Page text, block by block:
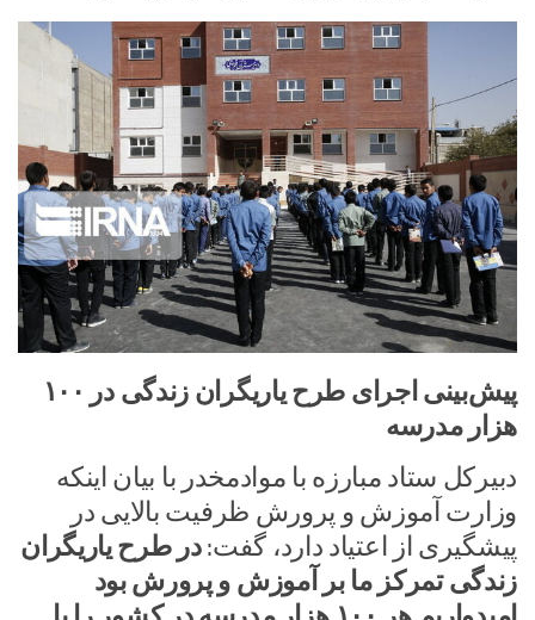
پیش‌بینی اجرای طرح یاریگران زندگی در ۱۰۰
هزار مدرسه
دبیرکل ستاد مبارزه با موادمخدر با بیان اینکه
وزارت آموزش و پرورش ظرفیت بالایی در
پیشگیری از اعتیاد دارد، گفت:در طرح یاریگران
زندگی تمرکز ما بر آموزش و پرورش بود